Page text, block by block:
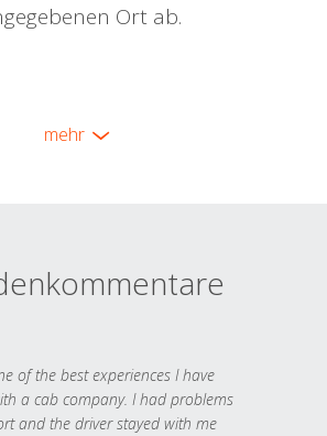
Ort ab.
mehr
of the best experiences I have
a cab company. I had problems
and the driver stayed with me